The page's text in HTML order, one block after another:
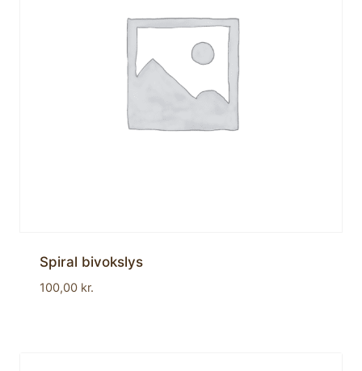
Spiral bivokslys
100,00 kr.